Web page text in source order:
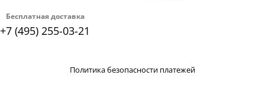
Бесплатная доставка
+7 (495) 255-03-21
Политика безопасности платежей